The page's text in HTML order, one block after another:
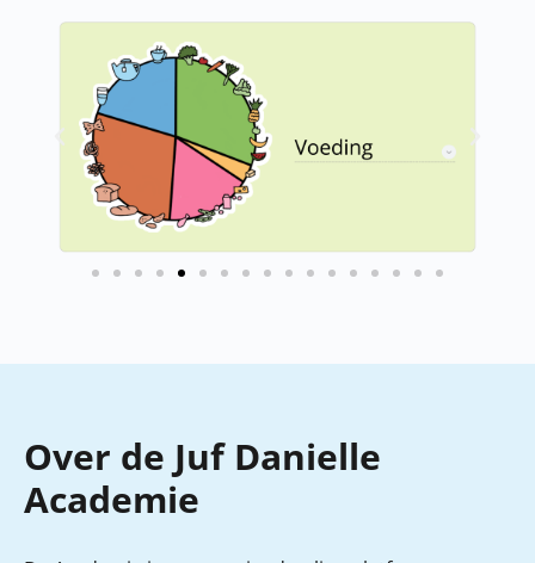
Over de Juf Danielle
Academie